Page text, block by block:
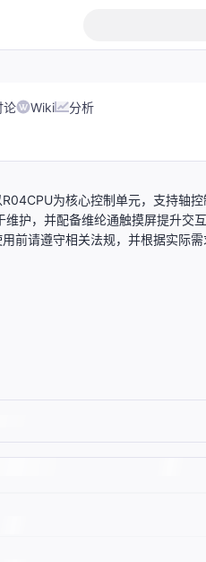
论 Wiki 分析
为核心控制单元，支持轴
护，并配备维纶通触摸屏提升交
前请遵守相关法规，并根据实际需